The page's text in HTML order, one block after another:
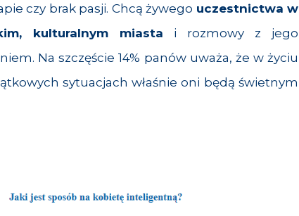
czy brak pasji. Chcą żywego uczestnictwa w
kulturalnym miasta i rozmowy z jego
Na szczęście 14% panów uważa, że w życiu
sytuacjach właśnie oni będą świetnym